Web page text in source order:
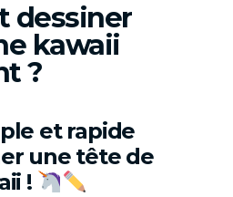
dessiner
kawaii
?
et rapide
une tête de
!